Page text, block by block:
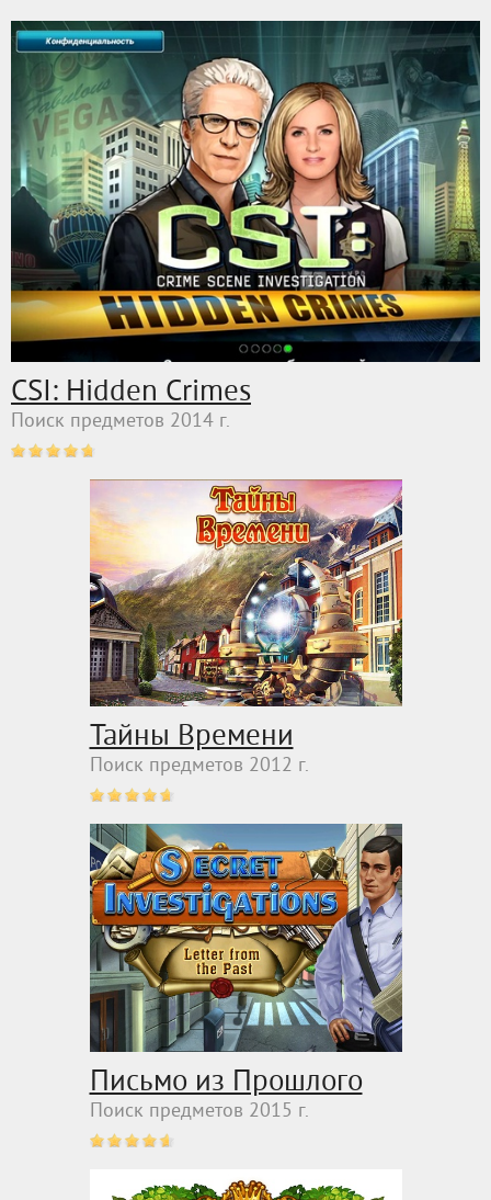
CSI: Hidden Crimes
Поиск предметов 2014 г.
Тайны Времени
Поиск предметов 2012 г.
Письмо из Прошлого
Поиск предметов 2015 г.